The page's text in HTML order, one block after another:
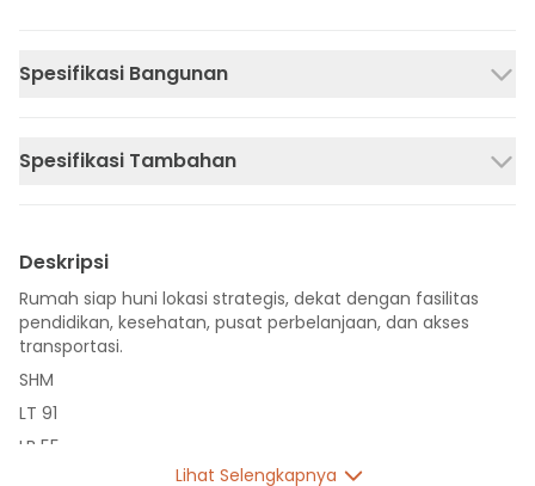
Spesifikasi Bangunan
Spesifikasi Tambahan
Deskripsi
Rumah siap huni lokasi strategis, dekat dengan fasilitas
pendidikan, kesehatan, pusat perbelanjaan, dan akses
transportasi.
SHM
LT 91
LB 55
Lihat Selengkapnya